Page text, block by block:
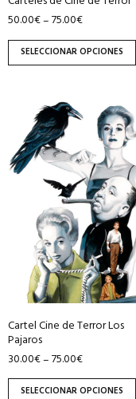
50.00€–75.00€
SELECCIONAR OPCIONES
página
producto
Cartel Cine de Terror Los
Pajaros
30.00€–75.00€
SELECCIONAR OPCIONES
producto
tiene
múltiples
variantes.
opciones
pueden
elegir
la
página
de
producto